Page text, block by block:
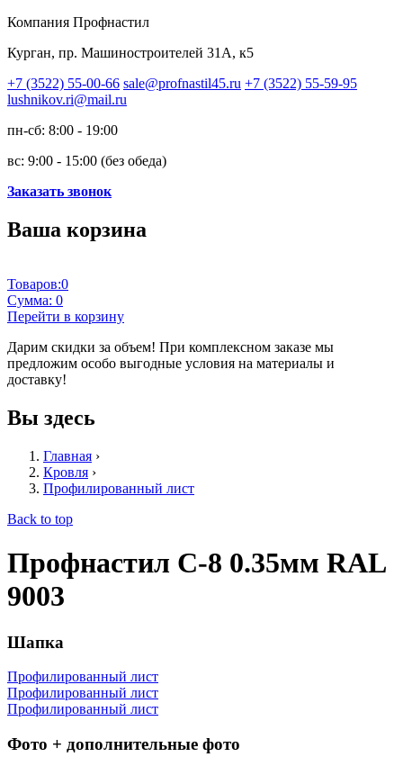
Компания Профнастил
Курган, пр. Машиностроителей 31А, к5
+7 (3522) 55-00-66 sale@profnastil45.ru +7 (3522) 55-59-95
lushnikov.ri@mail.ru
пн-сб: 8:00 - 19:00
вс: 9:00 - 15:00 (без обеда)
Заказать звонок
Ваша корзина
Товаров:0
Сумма: 0
Перейти в корзину
Дарим скидки за объем! При комплексном заказе мы
предложим особо выгодные условия на материалы и
доставку!
Вы здесь
Главная ›
Кровля ›
Профилированный лист
Back to top
Профнастил С-8 0.35мм RAL
9003
Шапка
Профилированный лист
Профилированный лист
Профилированный лист
Фото + дополнительные фото